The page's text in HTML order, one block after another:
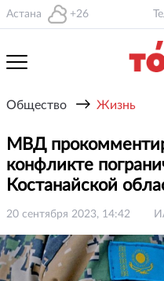
Астана +26
Общество → Жизнь
МВД
конфликте
Костанайской
20 сентября 2023, 14:42